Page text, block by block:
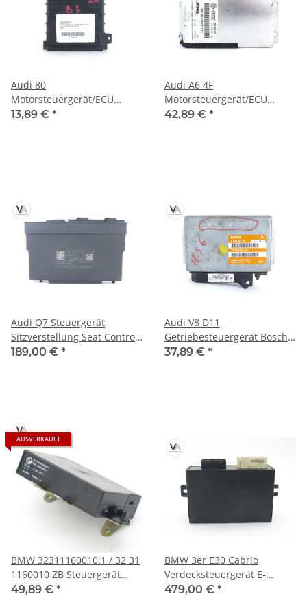
Audi 80
Motorsteuergerät/ECU
Bosch 0280800104 /
13,89 € *
Audi A6 4F
Motorsteuergerät/ECU
8P0907427 / 4F0910427
42,89 € *
Audi Q7 Steuergerät
Sitzverstellung Seat Control
Module 4M0959760C / 4M0
189,00 € *
Audi V8 D11
Getriebesteuergerät Bosch
0260002176 / 441927156L
37,89 € *
AUSVERKAUFT
BMW 32311160010.1 / 32 31
1160010 ZB Steuergerät
Lenksäule für 8er E31
49,89 € *
BMW 3er E30 Cabrio
Verdecksteuergerät E-
Verdeck 1394205 / 61.35-
479,00 € *